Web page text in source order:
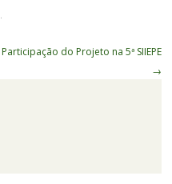
.
Participação do Projeto na 5ª SIIEPE
→